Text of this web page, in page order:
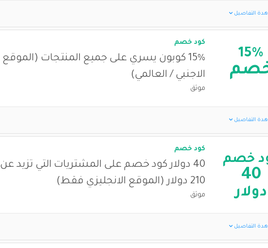
التفاصيل
15%
كود خصم
15% كوبون يسري على جميع المنتجات (الموقع
الاجنبي / العالمي)
موثق
التفاصيل
خصم
40
دولار
كود خصم
40 دولار كود خصم على المشتريات التي تزيد عن
210 دولار (الموقع الانجليزي فقط)
موثق
التفاصيل